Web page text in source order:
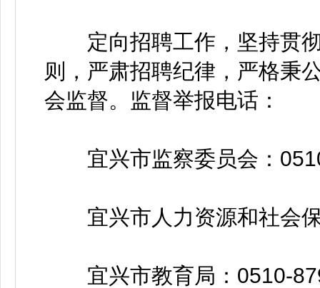
定向招聘工作，坚持贯彻
则，严肃招聘纪律，严格秉
会监督。监督举报电话：
宜兴市监察委员会：
宜兴市人力资源和社会保
宜兴市教育局：0510-